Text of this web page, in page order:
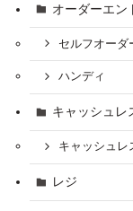
オーダーエン
セルフオーダ
ハンディ
キャッシュレ
キャッシュレ
レジ